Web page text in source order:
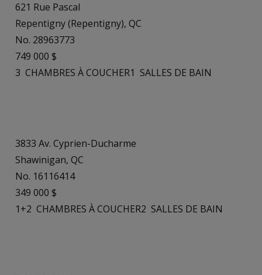
621 Rue Pascal
Repentigny (Repentigny), QC
No. 28963773
749 000 $
3 CHAMBRES À COUCHER1 SALLES DE BAIN
3833 Av. Cyprien-Ducharme
Shawinigan, QC
No. 16116414
349 000 $
1+2 CHAMBRES À COUCHER2 SALLES DE BAIN